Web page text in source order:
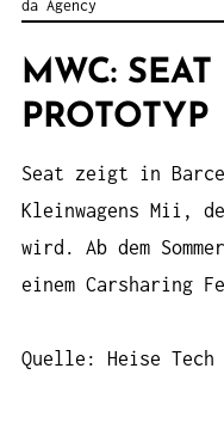
da Agency
MWC:
PROTOTYP
Seat zeigt in
Kleinwagens Mii,
wird. Ab dem
einem Carsharing
Quelle: Heise Tech